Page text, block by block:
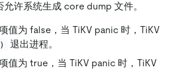
允许系统生成 core dump 文件。
值为 false，当 TiKV panic 时，TiKV
退出进程。
值为 true，当 TiKV panic 时，TiKV